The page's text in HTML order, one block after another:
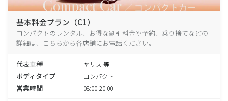
基本料金プラン（C1）
コンパクトのレンタル、お得な割引料金や予約、乗り捨てなどの
詳細は、こちらから各店舗にお電話ください。
代表車種 ヤリス 等
ボディタイプ コンパクト
営業時間 08:00-20:00